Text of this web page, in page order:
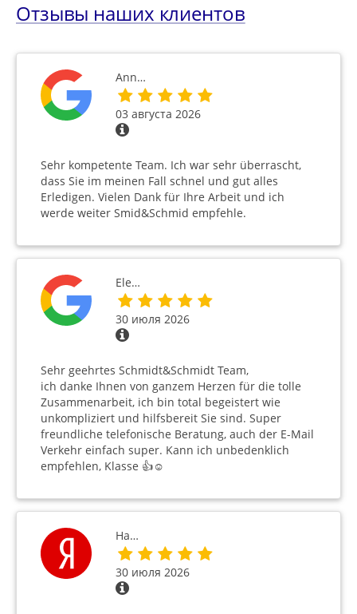
Отзывы наших клиентов
Ann…
03 августа 2026
Sehr kompetente Team. Ich war sehr überrascht,
dass Sie im meinen Fall schnel und gut alles
Erledigen. Vielen Dank für Ihre Arbeit und ich
werde weiter Smid&Schmid empfehle.
Ele…
30 июля 2026
Sehr geehrtes Schmidt&Schmidt Team,
ich danke Ihnen von ganzem Herzen für die tolle
Zusammenarbeit, ich bin total begeistert wie
unkompliziert und hilfsbereit Sie sind. Super
freundliche telefonische Beratung, auch der E-Mail
Verkehr einfach super. Kann ich unbedenklich
empfehlen, Klasse 👍☺️
На…
30 июля 2026